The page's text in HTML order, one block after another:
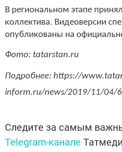
В региональном этапе
коллектива. Видеоверсии
опубликованы на
Фото: tatarstan.ru
Подробнее: https://
inform.ru/news/2019/11/04/
Следите за самым
Telegram-канале